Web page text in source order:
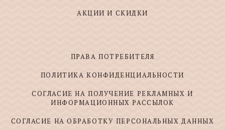
АКЦИИ И СКИДКИ
ПРАВА ПОТРЕБИТЕЛЯ
ПОЛИТИКА КОНФИДЕНЦИАЛЬНОСТИ
СОГЛАСИЕ НА ПОЛУЧЕНИЕ РЕКЛАМНЫХ И
ИНФОРМАЦИОННЫХ РАССЫЛОК
СОГЛАСИЕ НА ОБРАБОТКУ ПЕРСОНАЛЬНЫХ ДАННЫХ